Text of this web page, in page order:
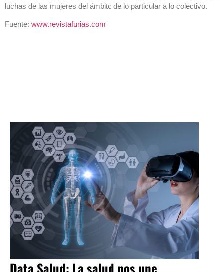
luchas de las mujeres del ámbito de lo particular a lo colectivo.
Fuente: www.revistafurias.com
Data Salud: La salud nos une